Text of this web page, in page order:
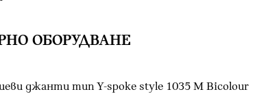
ОБОРУДВАНЕ
джанти тип Y-spoke style 1035 М Bicolour